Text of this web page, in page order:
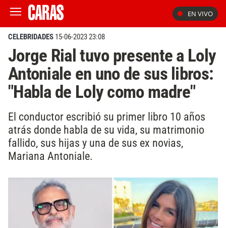
EN VIVO
CELEBRIDADES 15-06-2023 23:08
Jorge Rial tuvo presente a Loly
Antoniale en uno de sus libros:
"Habla de Loly como madre"
El conductor escribió su primer libro 10 años
atrás donde habla de su vida, su matrimonio
fallido, sus hijas y una de sus ex novias,
Mariana Antoniale.